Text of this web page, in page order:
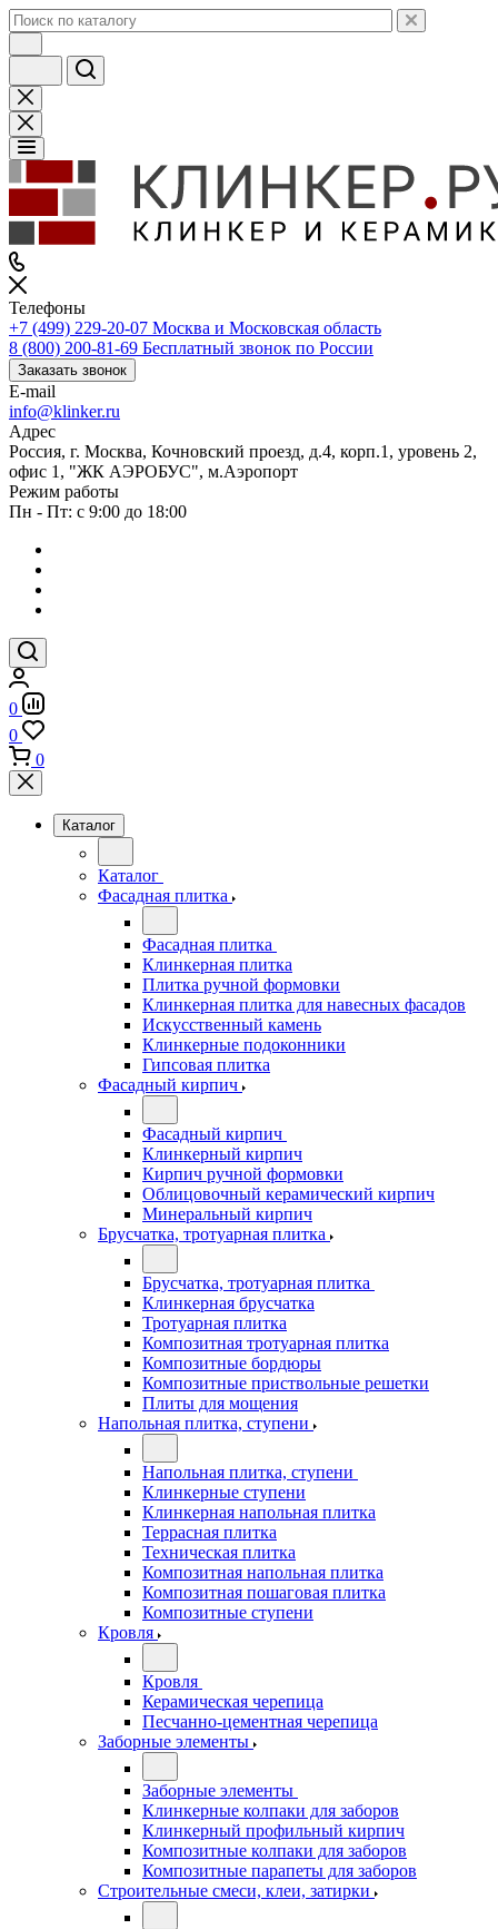
Телефоны
+7 (499) 229-20-07 Москва и Московская область
8 (800) 200-81-69 Бесплатный звонок по России
Заказать звонок
E-mail
info@klinker.ru
Адрес
Россия, г. Москва, Кочновский проезд, д.4, корп.1, уровень 2,
офис 1, "ЖК АЭРОБУС", м.Аэропорт
Режим работы
Пн - Пт: с 9:00 до 18:00
0
0
0
Каталог
Каталог
Фасадная плитка
Фасадная плитка
Клинкерная плитка
Плитка ручной формовки
Клинкерная плитка для навесных фасадов
Искусственный камень
Клинкерные подоконники
Гипсовая плитка
Фасадный кирпич
Фасадный кирпич
Клинкерный кирпич
Кирпич ручной формовки
Облицовочный керамический кирпич
Минеральный кирпич
Брусчатка, тротуарная плитка
Брусчатка, тротуарная плитка
Клинкерная брусчатка
Тротуарная плитка
Композитная тротуарная плитка
Композитные бордюры
Композитные приствольные решетки
Плиты для мощения
Напольная плитка, ступени
Напольная плитка, ступени
Клинкерные ступени
Клинкерная напольная плитка
Террасная плитка
Техническая плитка
Композитная напольная плитка
Композитная пошаговая плитка
Композитные ступени
Кровля
Кровля
Керамическая черепица
Песчанно-цементная черепица
Заборные элементы
Заборные элементы
Клинкерные колпаки для заборов
Клинкерный профильный кирпич
Композитные колпаки для заборов
Композитные парапеты для заборов
Строительные смеси, клеи, затирки